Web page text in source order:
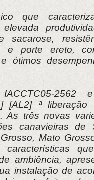
que
elevada
sacarose,
e porte ereto,
ótimos
2562
[AL2] ª liberação
As três novas
canavieiras de
Mato
características
ambiência,
instalação de